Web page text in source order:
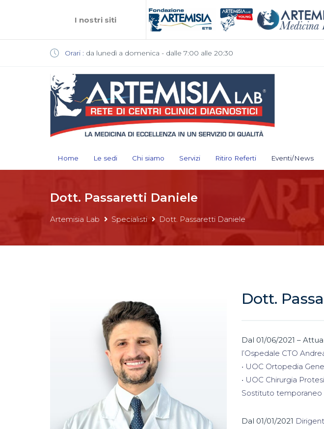
I nostri siti
Orari : da lunedì a domenica - dalle 7:00 alle 20:30
Home Le sedi Chi siamo Servizi Ritiro Referti Eventi/News
Dott. Passaretti Daniele
Artemisia Lab Specialisti Dott. Passaretti Daniele
Dott.
Dal 01/06/2021 –
l’Ospedale CTO
• UOC Ortopedia
• UOC Chirurgia
Sostituto temporaneo
Dal 01/01/2021